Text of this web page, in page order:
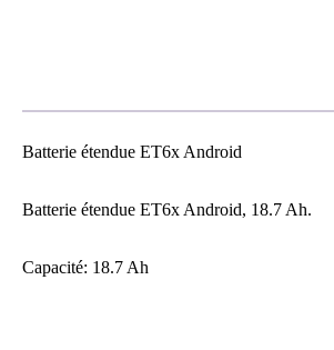
Batterie étendue ET6x Android
Batterie étendue ET6x Android, 18.7 Ah.
Capacité: 18.7 Ah